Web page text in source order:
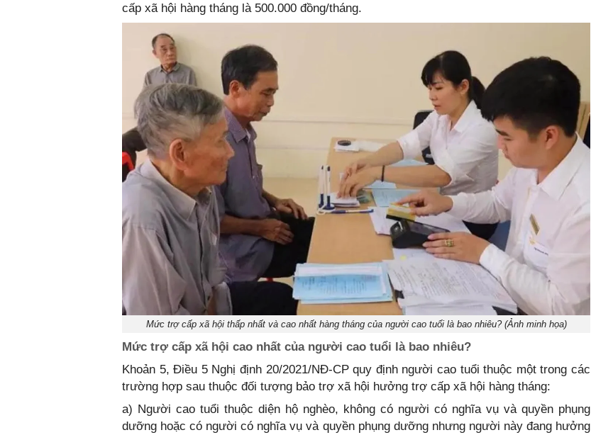
cấp xã hội hàng tháng là 500.000 đồng/tháng.
Mức trợ cấp xã hội thấp nhất và cao nhất hàng tháng của người cao tuổi là bao nhiêu? (Ảnh minh họa)
Mức trợ cấp xã hội cao nhất của người cao tuổi là bao nhiêu?
Khoản 5, Điều 5 Nghị định 20/2021/NĐ-CP quy định người cao tuổi thuộc một trong các
trường hợp sau thuộc đối tượng bảo trợ xã hội hưởng trợ cấp xã hội hàng tháng:
a) Người cao tuổi thuộc diện hộ nghèo, không có người có nghĩa vụ và quyền phụng
dưỡng hoặc có người có nghĩa vụ và quyền phụng dưỡng nhưng người này đang hưởng